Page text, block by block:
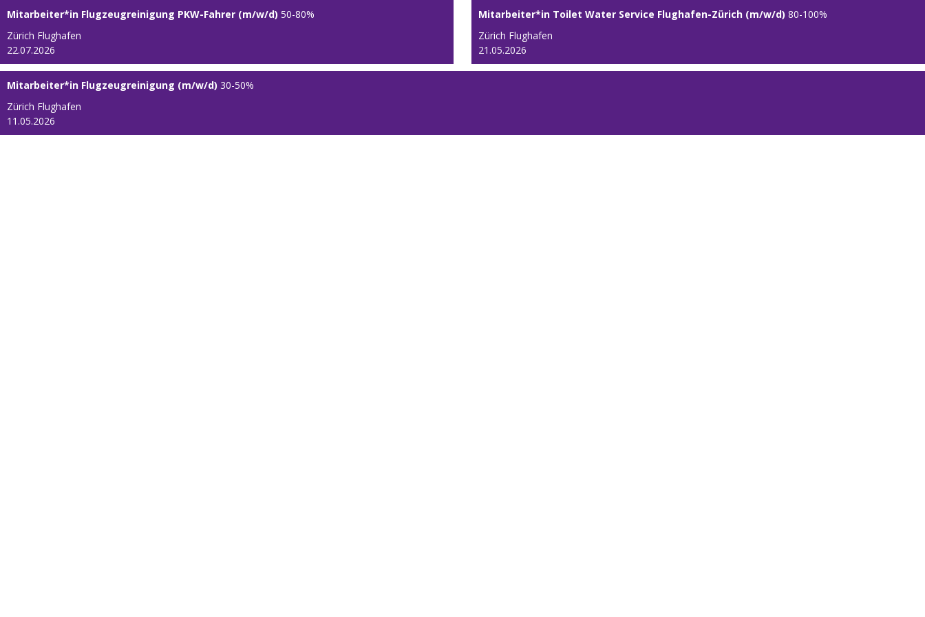
Mitarbeiter*in Flugzeugreinigung PKW-Fahrer (m/w/d) 50-80%
Zürich Flughafen
22.07.2026
Mitarbeiter*in Toilet Water Service Flughafen-Zürich (m/w/d) 80-100%
Zürich Flughafen
21.05.2026
Mitarbeiter*in Flugzeugreinigung (m/w/d) 30-50%
Zürich Flughafen
11.05.2026